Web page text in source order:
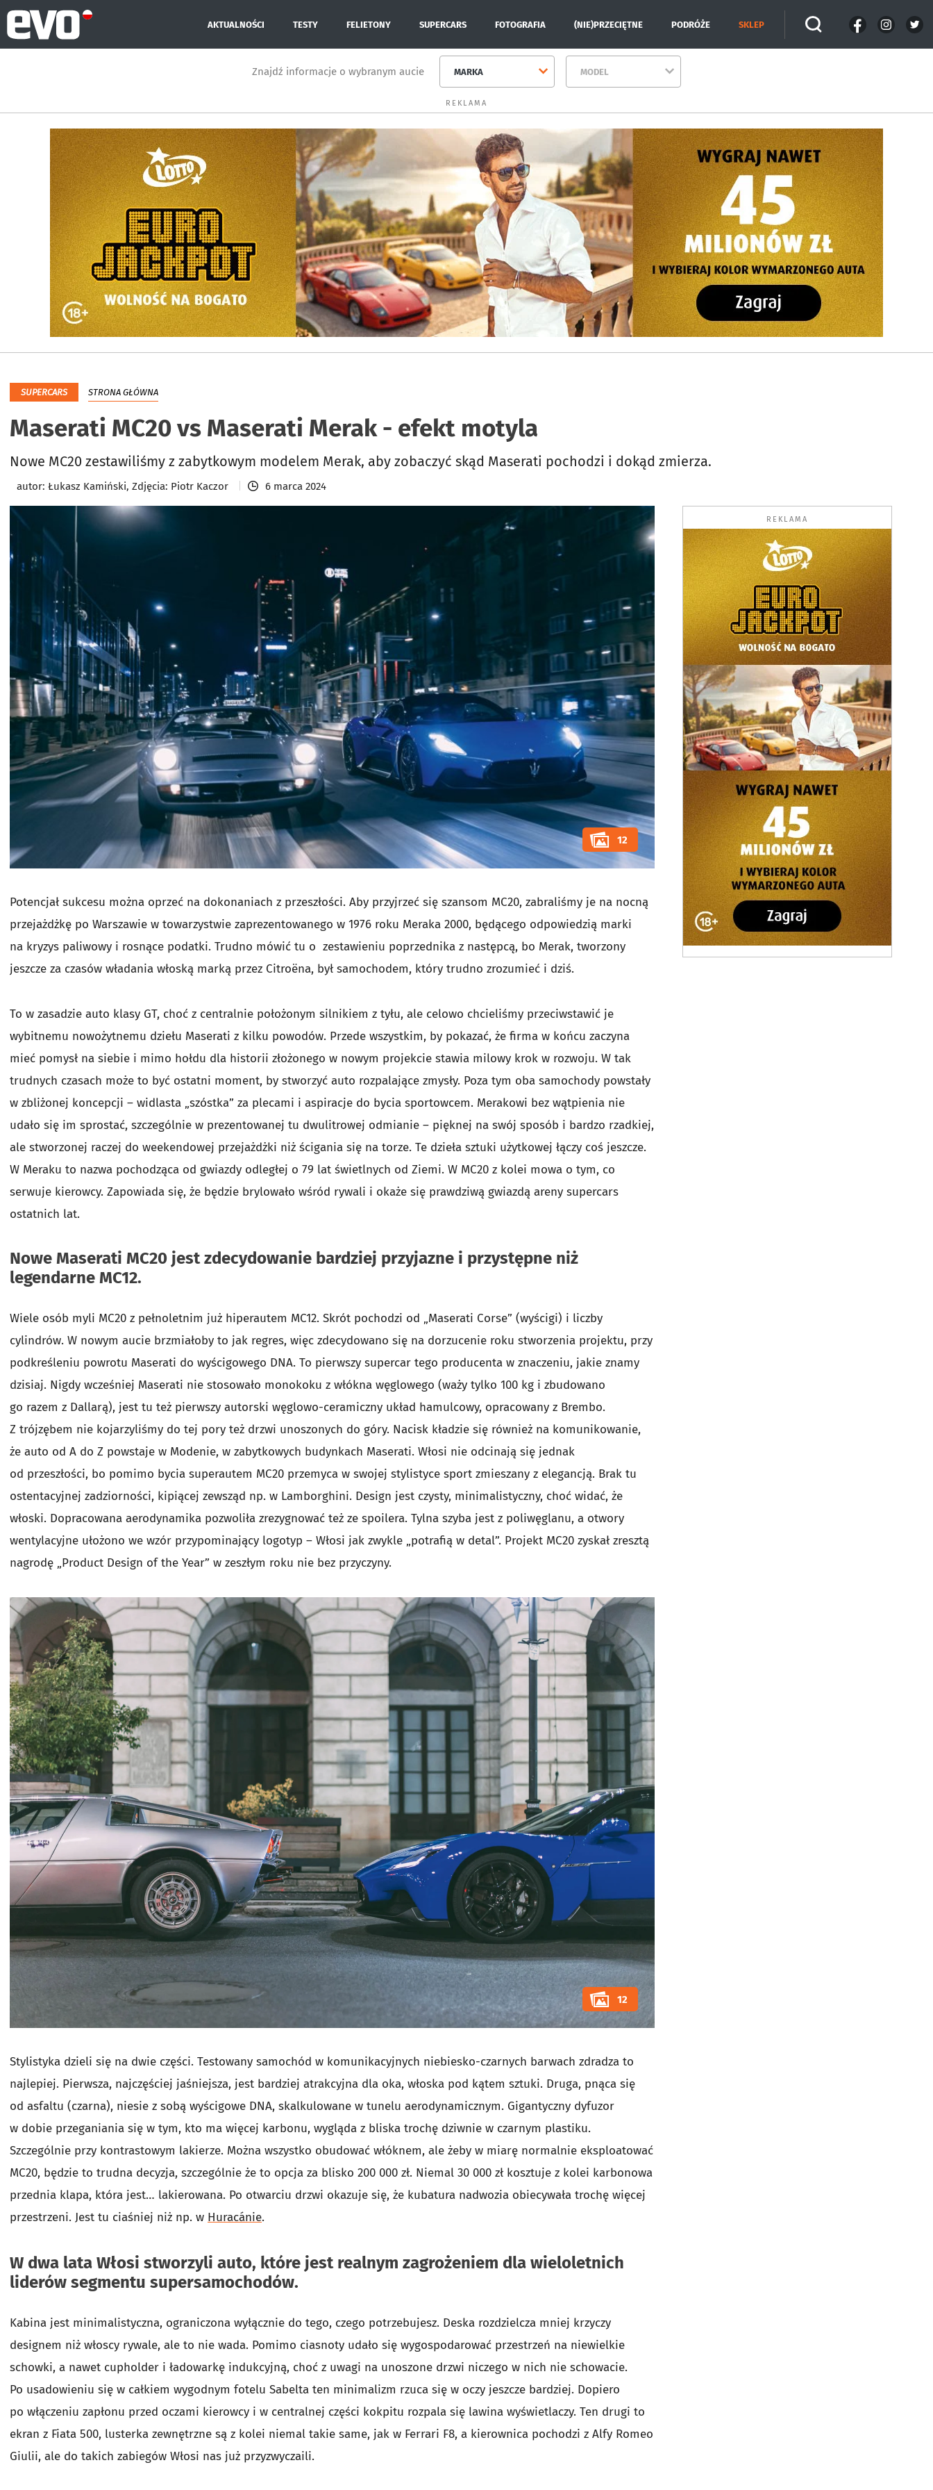
AKTUALNOŚCI TESTY FELIETONY SUPERCARS FOTOGRAFIA (NIE)PRZECIĘTNE PODRÓŻE SKLEP
Znajdź informacje o wybranym aucie MARKA MODEL
REKLAMA
SUPERCARS STRONA GŁÓWNA
Maserati MC20 vs Maserati Merak - efekt motyla
Nowe MC20 zestawiliśmy z zabytkowym modelem Merak, aby zobaczyć skąd Maserati pochodzi i dokąd zmierza.
autor: Łukasz Kamiński, Zdjęcia: Piotr Kaczor 6 marca 2024
12
Potencjał sukcesu można oprzeć na dokonaniach z przeszłości. Aby przyjrzeć się szansom MC20, zabraliśmy je na nocną
przejażdżkę po Warszawie w towarzystwie zaprezentowanego w 1976 roku Meraka 2000, będącego odpowiedzią marki
na kryzys paliwowy i rosnące podatki. Trudno mówić tu o zestawieniu poprzednika z następcą, bo Merak, tworzony
jeszcze za czasów władania włoską marką przez Citroëna, był samochodem, który trudno zrozumieć i dziś.
To w zasadzie auto klasy GT, choć z centralnie położonym silnikiem z tyłu, ale celowo chcieliśmy przeciwstawić je
wybitnemu nowożytnemu dziełu Maserati z kilku powodów. Przede wszystkim, by pokazać, że firma w końcu zaczyna
mieć pomysł na siebie i mimo hołdu dla historii złożonego w nowym projekcie stawia milowy krok w rozwoju. W tak
trudnych czasach może to być ostatni moment, by stworzyć auto rozpalające zmysły. Poza tym oba samochody powstały
w zbliżonej koncepcji – widlasta „szóstka” za plecami i aspiracje do bycia sportowcem. Merakowi bez wątpienia nie
udało się im sprostać, szczególnie w prezentowanej tu dwulitrowej odmianie – pięknej na swój sposób i bardzo rzadkiej,
ale stworzonej raczej do weekendowej przejażdżki niż ścigania się na torze. Te dzieła sztuki użytkowej łączy coś jeszcze.
W Meraku to nazwa pochodząca od gwiazdy odległej o 79 lat świetlnych od Ziemi. W MC20 z kolei mowa o tym, co
serwuje kierowcy. Zapowiada się, że będzie brylowało wśród rywali i okaże się prawdziwą gwiazdą areny supercars
ostatnich lat.
Nowe Maserati MC20 jest zdecydowanie bardziej przyjazne i przystępne niż
legendarne MC12.
Wiele osób myli MC20 z pełnoletnim już hiperautem MC12. Skrót pochodzi od „Maserati Corse” (wyścigi) i liczby
cylindrów. W nowym aucie brzmiałoby to jak regres, więc zdecydowano się na dorzucenie roku stworzenia projektu, przy
podkreśleniu powrotu Maserati do wyścigowego DNA. To pierwszy supercar tego producenta w znaczeniu, jakie znamy
dzisiaj. Nigdy wcześniej Maserati nie stosowało monokoku z włókna węglowego (waży tylko 100 kg i zbudowano
go razem z Dallarą), jest tu też pierwszy autorski węglowo-ceramiczny układ hamulcowy, opracowany z Brembo.
Z trójzębem nie kojarzyliśmy do tej pory też drzwi unoszonych do góry. Nacisk kładzie się również na komunikowanie,
że auto od A do Z powstaje w Modenie, w zabytkowych budynkach Maserati. Włosi nie odcinają się jednak
od przeszłości, bo pomimo bycia superautem MC20 przemyca w swojej stylistyce sport zmieszany z elegancją. Brak tu
ostentacyjnej zadziorności, kipiącej zewsząd np. w Lamborghini. Design jest czysty, minimalistyczny, choć widać, że
włoski. Dopracowana aerodynamika pozwoliła zrezygnować też ze spoilera. Tylna szyba jest z poliwęglanu, a otwory
wentylacyjne ułożono we wzór przypominający logotyp – Włosi jak zwykle „potrafią w detal”. Projekt MC20 zyskał zresztą
nagrodę „Product Design of the Year” w zeszłym roku nie bez przyczyny.
12
Stylistyka dzieli się na dwie części. Testowany samochód w komunikacyjnych niebiesko-czarnych barwach zdradza to
najlepiej. Pierwsza, najczęściej jaśniejsza, jest bardziej atrakcyjna dla oka, włoska pod kątem sztuki. Druga, pnąca się
od asfaltu (czarna), niesie z sobą wyścigowe DNA, skalkulowane w tunelu aerodynamicznym. Gigantyczny dyfuzor
w dobie przeganiania się w tym, kto ma więcej karbonu, wygląda z bliska trochę dziwnie w czarnym plastiku.
Szczególnie przy kontrastowym lakierze. Można wszystko obudować włóknem, ale żeby w miarę normalnie eksploatować
MC20, będzie to trudna decyzja, szczególnie że to opcja za blisko 200 000 zł. Niemal 30 000 zł kosztuje z kolei karbonowa
przednia klapa, która jest… lakierowana. Po otwarciu drzwi okazuje się, że kubatura nadwozia obiecywała trochę więcej
przestrzeni. Jest tu ciaśniej niż np. w Huracánie.
W dwa lata Włosi stworzyli auto, które jest realnym zagrożeniem dla wieloletnich
liderów segmentu supersamochodów.
Kabina jest minimalistyczna, ograniczona wyłącznie do tego, czego potrzebujesz. Deska rozdzielcza mniej krzyczy
designem niż włoscy rywale, ale to nie wada. Pomimo ciasnoty udało się wygospodarować przestrzeń na niewielkie
schowki, a nawet cupholder i ładowarkę indukcyjną, choć z uwagi na unoszone drzwi niczego w nich nie schowacie.
Po usadowieniu się w całkiem wygodnym fotelu Sabelta ten minimalizm rzuca się w oczy jeszcze bardziej. Dopiero
po włączeniu zapłonu przed oczami kierowcy i w centralnej części kokpitu rozpala się lawina wyświetlaczy. Ten drugi to
ekran z Fiata 500, lusterka zewnętrzne są z kolei niemal takie same, jak w Ferrari F8, a kierownica pochodzi z Alfy Romeo
Giulii, ale do takich zabiegów Włosi nas już przyzwyczaili.
REKLAMA